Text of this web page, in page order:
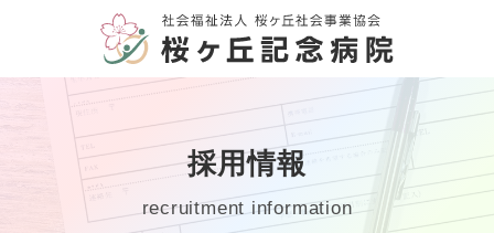
採用情報
recruitment information
HOME
病院案内